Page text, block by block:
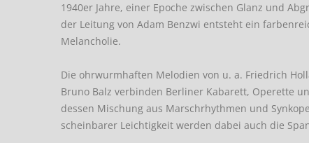
1940er Jahre, einer Epoche zwischen Glanz und
der Leitung von Adam Benzwi entsteht ein
Melancholie.
Die ohrwurmhaften Melodien von u. a. Friedrich
Bruno Balz verbinden Berliner Kabarett, Operette
dessen Mischung aus Marschrhythmen und
scheinbarer Leichtigkeit werden dabei auch die